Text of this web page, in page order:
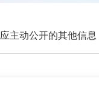
应主动公开的其他信息